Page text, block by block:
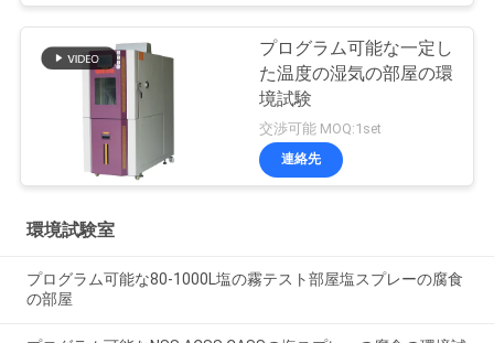
プログラム可能な一定し
た温度の湿気の部屋の環
境試験
交渉可能 MOQ:1set
連絡先
環境試験室
プログラム可能な80-1000L塩の霧テスト部屋塩スプレーの腐食
の部屋